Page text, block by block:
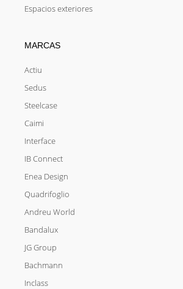
Espacios exteriores
MARCAS
Actiu
Sedus
Steelcase
Caimi
Interface
IB Connect
Enea Design
Quadrifoglio
Andreu World
Bandalux
JG Group
Bachmann
Inclass